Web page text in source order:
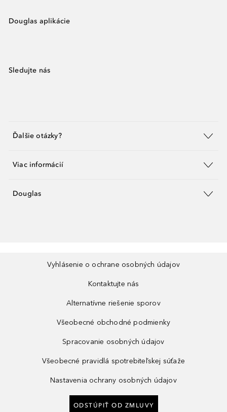
Douglas aplikácie
Sledujte nás
Ďalšie otázky?
Viac informácií
Douglas
Vyhlásenie o ochrane osobných údajov
Kontaktujte nás
Alternatívne riešenie sporov
Všeobecné obchodné podmienky
Spracovanie osobných údajov
Všeobecné pravidlá spotrebiteľskej súťaže
Nastavenia ochrany osobných údajov
ODSTÚPIŤ OD ZMLUVY